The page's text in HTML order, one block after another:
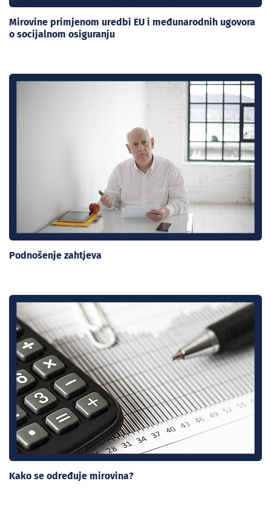
Mirovine primjenom uredbi EU i međunarodnih ugovora
o socijalnom osiguranju
Podnošenje zahtjeva
Kako se određuje mirovina?